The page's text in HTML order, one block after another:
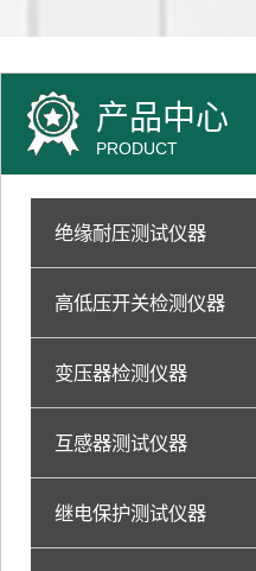
产品中心
PRODUCT
绝缘耐压测试仪器
高低压开关检测仪器
变压器检测仪器
互感器测试仪器
继电保护测试仪器